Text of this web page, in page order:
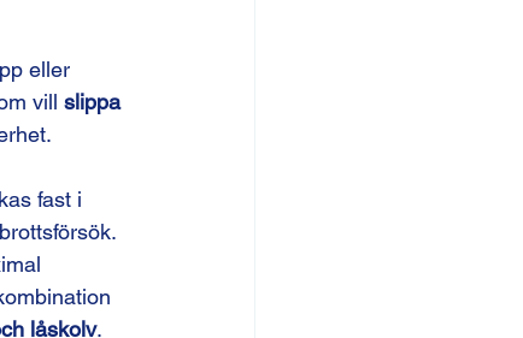
eller
vill slippa
fast i
låskolv.